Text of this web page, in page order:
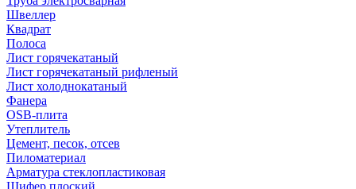
Швеллер
Квадрат
Полоса
Лист горячекатаный
Лист горячекатаный рифленый
Лист холоднокатаный
Фанера
OSB-плита
Утеплитель
Цемент, песок, отсев
Пиломатериал
Арматура стеклопластиковая
Шифер плоский